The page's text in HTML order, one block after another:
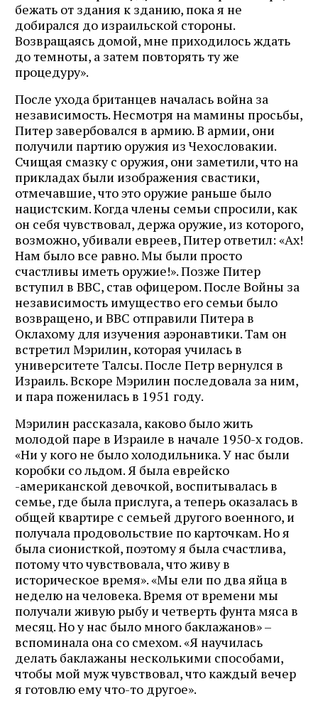
бежать от здания к зданию, пока я не
добирался до израильской стороны.
Возвращаясь домой, мне приходилось ждать
до темноты, а затем повторять ту же
процедуру».
После ухода британцев началась война за
независимость. Несмотря на мамины просьбы,
Питер завербовался в армию. В армии, они
получили партию оружия из Чехословакии.
Счищая смазку с оружия, они заметили, что на
прикладах были изображения свастики,
отмечавшие, что это оружие раньше было
нацистским. Когда члены семьи спросили, как
он себя чувствовал, держа оружие, из которого,
возможно, убивали евреев, Питер ответил: «Ах!
Нам было все равно. Мы были просто
счастливы иметь оружие!». Позже Питер
вступил в ВВС, став офицером. После Войны за
независимость имущество его семьи было
возвращено, и ВВС отправили Питера в
Оклахому для изучения аэронавтики. Там он
встретил Мэрилин, которая училась в
университете Талсы. После Петр вернулся в
Израиль. Вскоре Мэрилин последовала за ним,
и пара поженилась в 1951 году.
Мэрилин рассказала, каково было жить
молодой паре в Израиле в начале 1950-х годов.
«Ни у кого не было холодильника. У нас были
коробки со льдом. Я была еврейско
-американской девочкой, воспитывалась в
семье, где была прислуга, а теперь оказалась в
общей квартире с семьей другого военного, и
получала продовольствие по карточкам. Но я
была сионисткой, поэтому я была счастлива,
потому что чувствовала, что живу в
историческое время». «Мы ели по два яйца в
неделю на человека. Время от времени мы
получали живую рыбу и четверть фунта мяса в
месяц. Но у нас было много баклажанов» –
вспоминала она со смехом. «Я научилась
делать баклажаны несколькими способами,
чтобы мой муж чувствовал, что каждый вечер
я готовлю ему что-то другое».